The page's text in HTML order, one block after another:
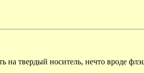
на твердый носитель, нечто вроде